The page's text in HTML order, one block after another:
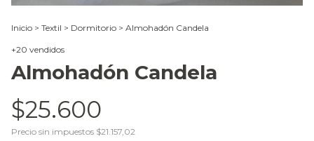
Inicio > Textil > Dormitorio > Almohadón Candela
+20 vendidos
Almohadón Candela
$25.600
Precio sin impuestos $21.157,02